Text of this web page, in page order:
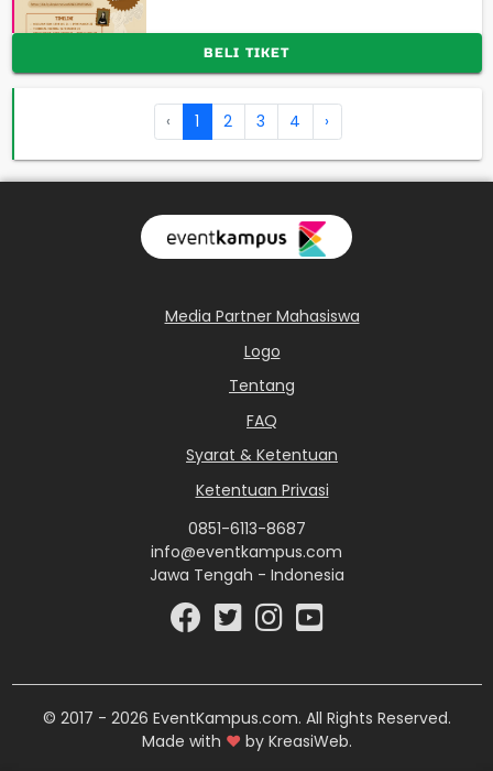
BELI TIKET
‹ 1 2 3 4 ›
Media Partner Mahasiswa
Logo
Tentang
FAQ
Syarat & Ketentuan
Ketentuan Privasi
0851-6113-8687
info@eventkampus.com
Jawa Tengah - Indonesia
© 2017 - 2026 EventKampus.com. All Rights Reserved.
Made with ♥ by KreasiWeb.